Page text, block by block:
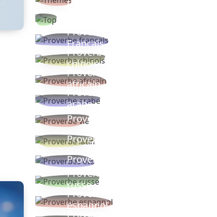
thèmes
Proverbe
Français
Proverbe
chinois
Proverbe
africain
Proverbe
arabe
Proverbe vie
Proverbe latin
Proverbes ete
Proverbe
russe
Proverbe
espagnol
Proverbe